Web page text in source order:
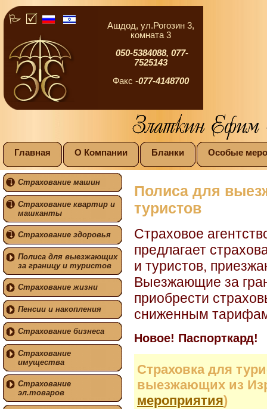
Ашдод, ул.Рогозин 3,
комната 3
050-5384088, 077-
7525143
Факс -077-4148700
Главная О Компании Бланки Особые
Страхование машин
Страхование квартир и
машканты
Страхование здоровья
Полиса для выезжающих
за границу и туристов
Страхование жизни
Пенсии и накопления
Страхование бизнеса
Страхование
имущества
Страхование
эл.товаров
Полиса для
туристов
Страховое
предлагает
и туристов,
Выезжающие за
приобрести
сниженным
Новое! Паспорткард!
Страховка для
выезжающих из
мероприятия)